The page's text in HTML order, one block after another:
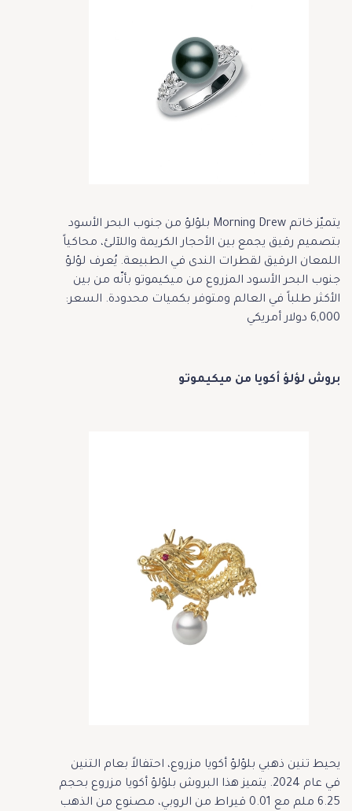
يتميّز خاتم Morning Drew بلؤلؤ من جنوب البحر الأسود
بتصميم رقيق يجمع بين الأحجار الكريمة واللآلئ، محاكياً
اللمعان الرقيق لقطرات الندى في الطبيعة. يُعرف لؤلؤ
جنوب البحر الأسود المزروع من ميكيموتو بأنّه من بين
الأكثر طلباً في العالم ومتوفر بكميات محدودة. السعر:
6,000 دولار أمريكي
بروش لؤلؤ أكويا من ميكيموتو
يحيط تنين ذهبي بلؤلؤ أكويا مزروع، احتفالاً بعام التنين
في عام 2024. يتميز هذا البروش بلؤلؤ أكويا مزروع بحجم
6.25 ملم مع 0.01 قيراط من الروبي، مصنوع من الذهب